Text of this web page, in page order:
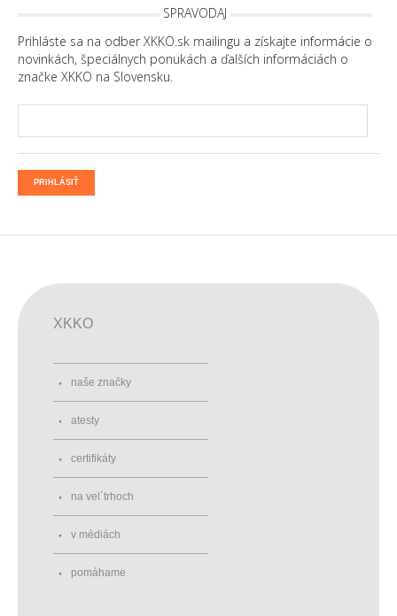
SPRAVODAJ
Prihláste sa na odber XKKO.sk mailingu a získajte informácie o
novinkách, špeciálnych ponukách a ďalších informáciách o
značke XKKO na Slovensku.
PRIHLÁSIŤ
XKKO
naše značky
atesty
certifikáty
na vel´trhoch
v médiách
pomáhame